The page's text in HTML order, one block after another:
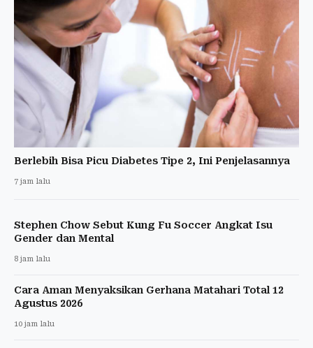
Berlebih Bisa Picu Diabetes Tipe 2, Ini Penjelasannya
7 jam lalu
Stephen Chow Sebut Kung Fu Soccer Angkat Isu
Gender dan Mental
8 jam lalu
Cara Aman Menyaksikan Gerhana Matahari Total 12
Agustus 2026
10 jam lalu